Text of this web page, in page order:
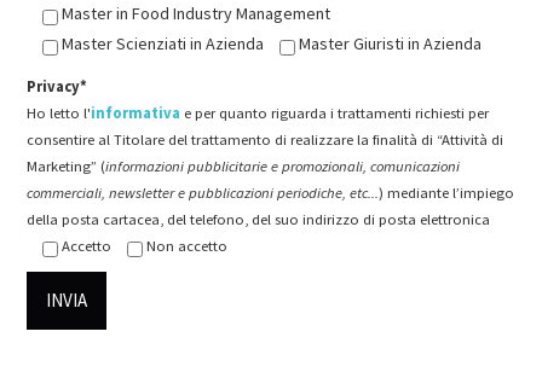
Master in Food Industry Management
Master Scienziati in Azienda
Master Giuristi in Azienda
Privacy*
Ho letto l'informativa e per quanto riguarda i trattamenti richiesti per
consentire al Titolare del trattamento di realizzare la finalità di “Attività di
Marketing” (informazioni pubblicitarie e promozionali, comunicazioni
commerciali, newsletter e pubblicazioni periodiche, etc...) mediante l’impiego
della posta cartacea, del telefono, del suo indirizzo di posta elettronica
Accetto
Non accetto